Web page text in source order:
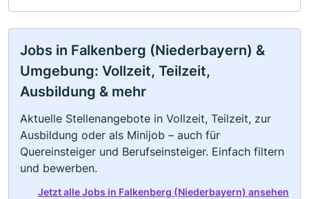
Jobs in Falkenberg (Niederbayern) &
Umgebung: Vollzeit, Teilzeit,
Ausbildung & mehr
Aktuelle Stellenangebote in Vollzeit, Teilzeit, zur
Ausbildung oder als Minijob – auch für
Quereinsteiger und Berufseinsteiger. Einfach filtern
und bewerben.
Jetzt alle Jobs in Falkenberg (Niederbayern) ansehen